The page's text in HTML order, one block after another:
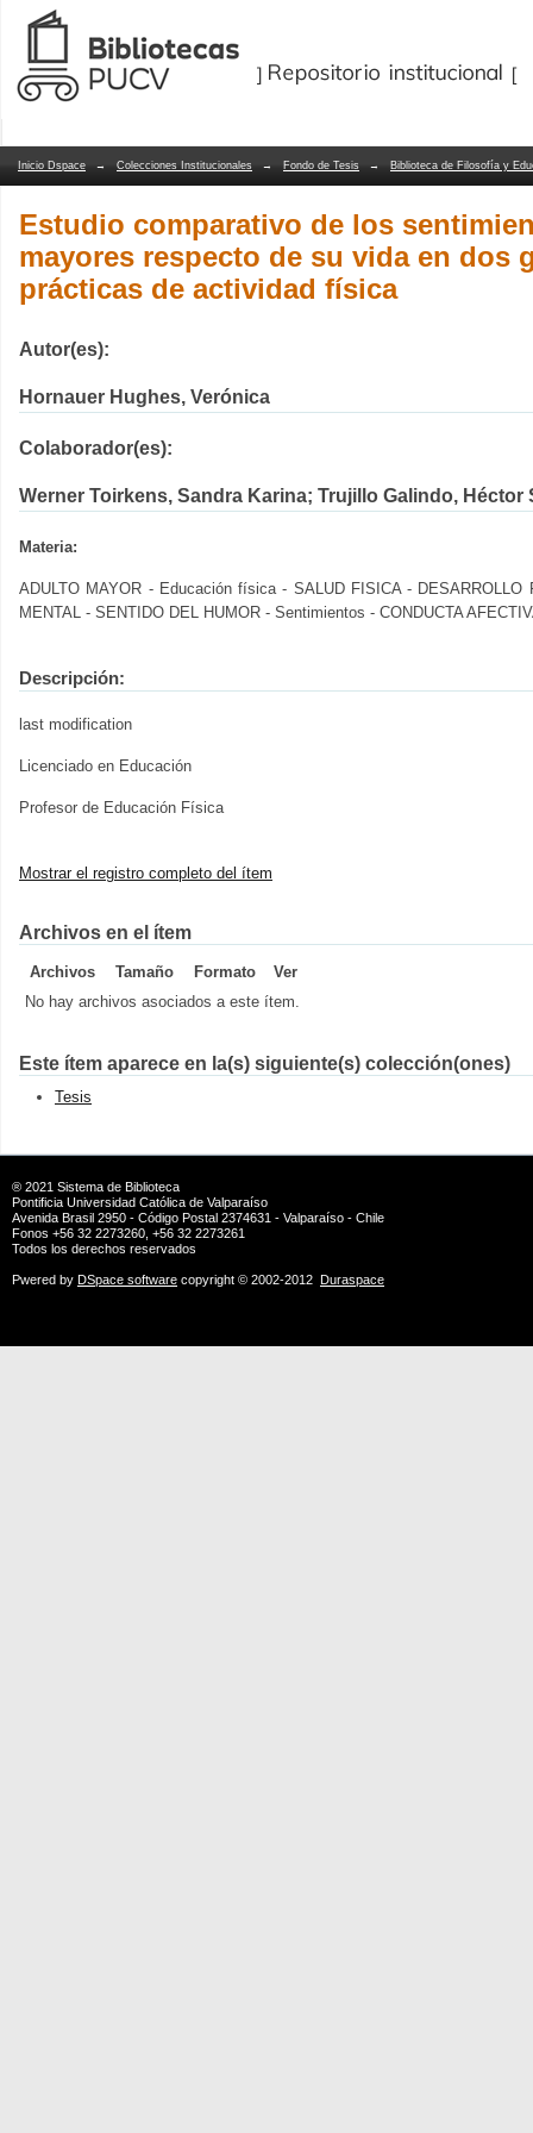
Estudio comparativo de los
vida en dos grupos que asisten a
Repositorio Dspace/Manakin
Inicio Dspace → Colecciones Institucionales → Fondo de Tesis → Biblioteca de Filosofía y
Estudio comparativo de los
mayores respecto de su vida en dos
prácticas de actividad física
Autor(es):
Hornauer Hughes, Verónica
Colaborador(es):
Werner Toirkens, Sandra Karina; Trujillo Galindo, Héctor
Materia:
ADULTO MAYOR - Educación física - SALUD FISICA -
MENTAL - SENTIDO DEL HUMOR - Sentimientos - CONDUCTA
Descripción:
last modification
Licenciado en Educación
Profesor de Educación Física
Mostrar el registro completo del ítem
Archivos en el ítem
Archivos Tamaño Formato
Ver
No hay archivos asociados a este ítem.
Este ítem aparece en la(s) siguiente(s) colección(ones)
Tesis
® 2021 Sistema de Biblioteca
Pontificia Universidad Católica de Valparaíso
Avenida Brasil 2950 - Código Postal 2374631 - Valparaíso - Chile
Fonos +56 32 2273260, +56 32 2273261
Todos los derechos reservados
Pwered by DSpace software copyright © 2002-2012 Duraspace